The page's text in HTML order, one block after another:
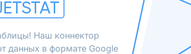
Наш коннектор
данных в формате Google